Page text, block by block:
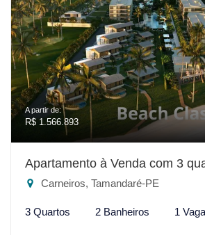
A partir de:
R$ 1.566.893
Apartamento à Venda com 3
Carneiros, Tamandaré-PE
3 Quartos 2 Banheiros 1 Vaga